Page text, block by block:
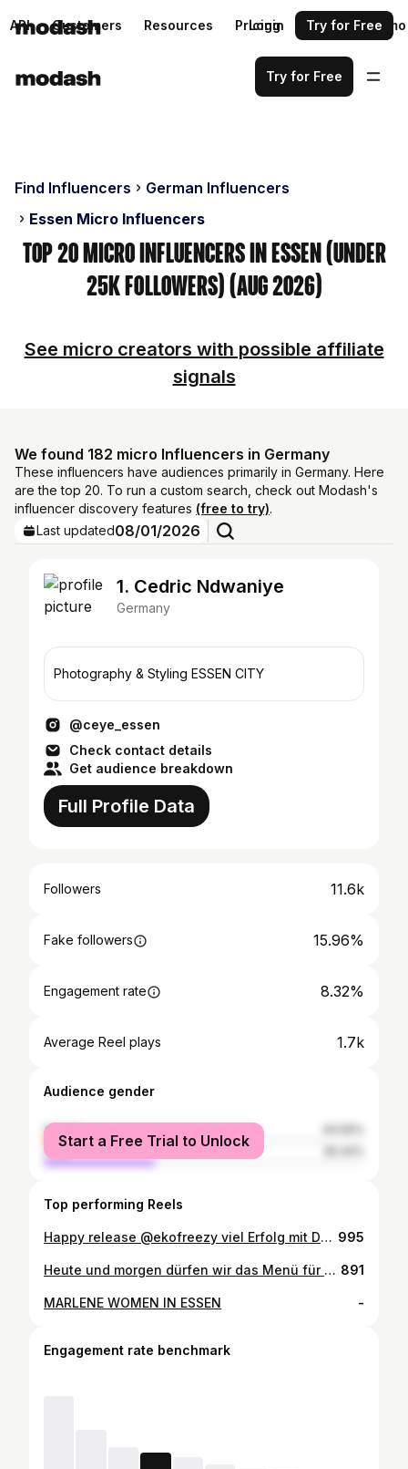
API Customers Resources Pricing Request a demo
Login Try for Free
Try for Free
Find Influencers
German Influencers
Essen Micro Influencers
Top 20 Micro Influencers in Essen (Under
25k Followers) (Aug 2026)
See micro creators with possible affiliate
signals
We found 182 micro Influencers in Germany
These influencers have audiences primarily in Germany. Here
are the top 20. To run a custom search, check out Modash's
influencer discovery features (free to try).
Last updated08/01/2026
1. Cedric Ndwaniye
Germany
Photography & Styling ESSEN CITY
@ceye_essen
Check contact details
Get audience breakdown
Full Profile Data
Followers 11.6k
Fake followers 15.96%
Engagement rate 8.32%
Average Reel plays 1.7k
Audience gender
female
male
Start a Free Trial to Unlock
Top performing Reels
Happy release @ekofreezy viel Erfolg mit Deinem Album bro 🙌🏾 #support @ceye_essen 995
Heute und morgen dürfen wir das Menü für den @nachhaltigkeitspreis kochen 🙌🏾 in Zusammenarbeit mit dem @maritimhotelduesseldorf .. @schote_restaurant @dasmuellers #relaischateaux #michelinguide @johyppolito @jrn_meyer @ceye_essen 891
MARLENE WOMEN IN ESSEN -
Engagement rate benchmark